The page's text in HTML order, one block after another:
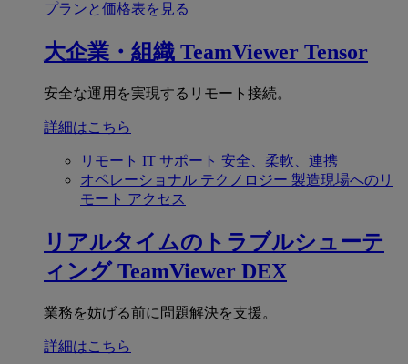
プランと価格表を見る
大企業・組織 TeamViewer Tensor
安全な運用を実現するリモート接続。
詳細はこちら
リモート IT サポート 安全、柔軟、連携
オペレーショナル テクノロジー 製造現場へのリ
モート アクセス
リアルタイムのトラブルシューテ
ィング TeamViewer DEX
業務を妨げる前に問題解決を支援。
詳細はこちら